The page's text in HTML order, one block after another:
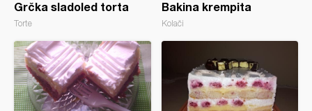
Grčka sladoled torta
Torte
Bakina krempita
Kolači